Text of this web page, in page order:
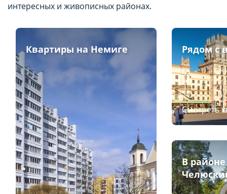
интересных и живописных районах.
Квартиры на Немиге Рядом с
Смотреть
В